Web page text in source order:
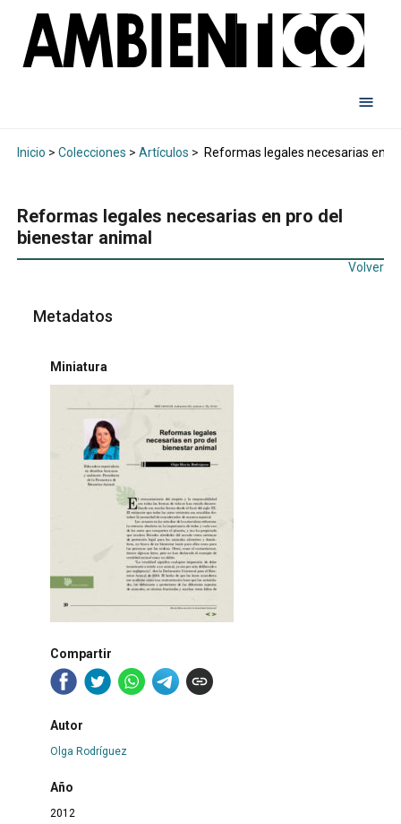
Inicio > Colecciones > Artículos > Reformas legales necesarias en
Reformas legales necesarias en pro del
bienestar animal
Volver
Metadatos
Miniatura
Compartir
Autor
Olga Rodríguez
Año
2012